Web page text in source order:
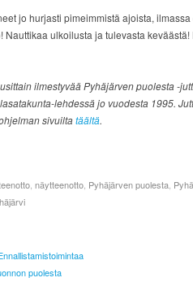
jo hurjasti pimeimmistä ajoista,
Nauttikaa ulkoilusta ja tulevasta
ilmestyvää Pyhäjärven puolesta -
lehdessä jo vuodesta 1995.
sivuiltatäältä.
näytteenotto Pyhäjärven puolesta
puolesta